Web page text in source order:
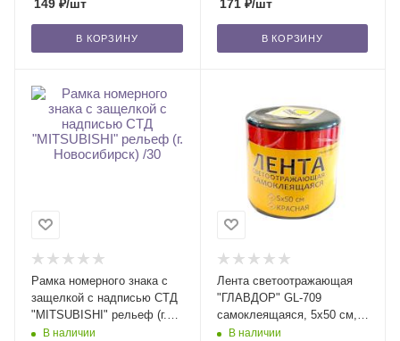
149 ₽/шт
В КОРЗИНУ
171₽/шт
В КОРЗИНУ
Рамка номерного знака с
защелкой с надписью СТД
"MITSUBISHI" рельеф (г.
Новосибирск) /30
В наличии
Лента светоотражающая
"ГЛАВДОР" GL-709
самоклеящаяся, 5х50 см,
красная /30
В наличии